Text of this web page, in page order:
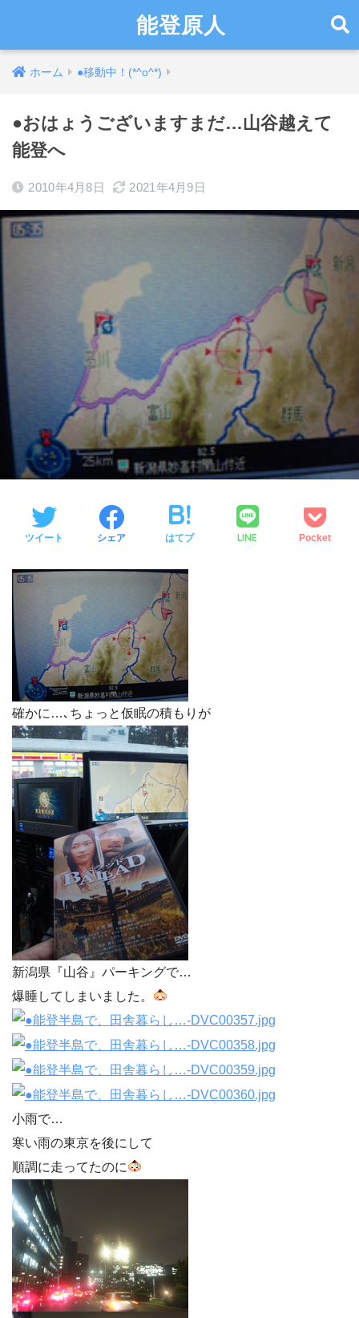
能登原人
ホーム ●移動中！(*^o^*)
●おはょうございますまだ…山谷越えて
能登へ
2010年4月8日 2021年4月9日
ツイート シェア はてブ LINE Pocket
確かに…､ちょっと仮眠の積もりが
新潟県『山谷』パーキングで…
爆睡してしまいました。
小雨で…
寒い雨の東京を後にして
順調に走ってたのに